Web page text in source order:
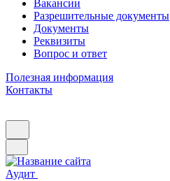
Вакансии
Разрешительные документы
Документы
Реквизиты
Вопрос и ответ
Полезная информация
Контакты
Аудит